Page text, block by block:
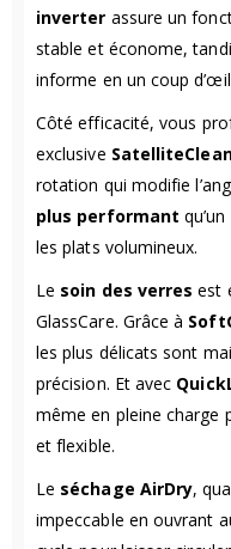
inverter assure un
stable et économe,
informe en un coup
Côté efficacité, vous
exclusive
rotation qui modifie
plus performant
les plats volumineux.
Le soin des verres est
GlassCare. Grâce à
les plus délicats sont
précision. Et avec
même en pleine charge
et flexible.
Le séchage AirDry,
impeccable en ouvrant